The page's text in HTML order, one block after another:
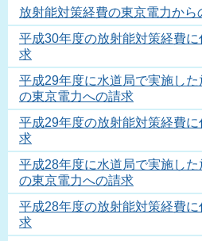
放射能対策経費の東京電力から
平成30年度の放射能対策経費
求
平成29年度に水道局で実施し
の東京電力への請求
平成29年度の放射能対策経費
求
平成28年度に水道局で実施し
の東京電力への請求
平成28年度の放射能対策経費
求